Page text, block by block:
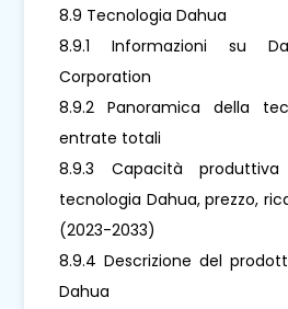
8.9 Tecnologia Dahua
8.9.1 Informazioni su
Corporation
8.9.2 Panoramica della
entrate totali
8.9.3 Capacità
tecnologia Dahua, prezzo,
(2023-2033)
8.9.4 Descrizione del
Dahua